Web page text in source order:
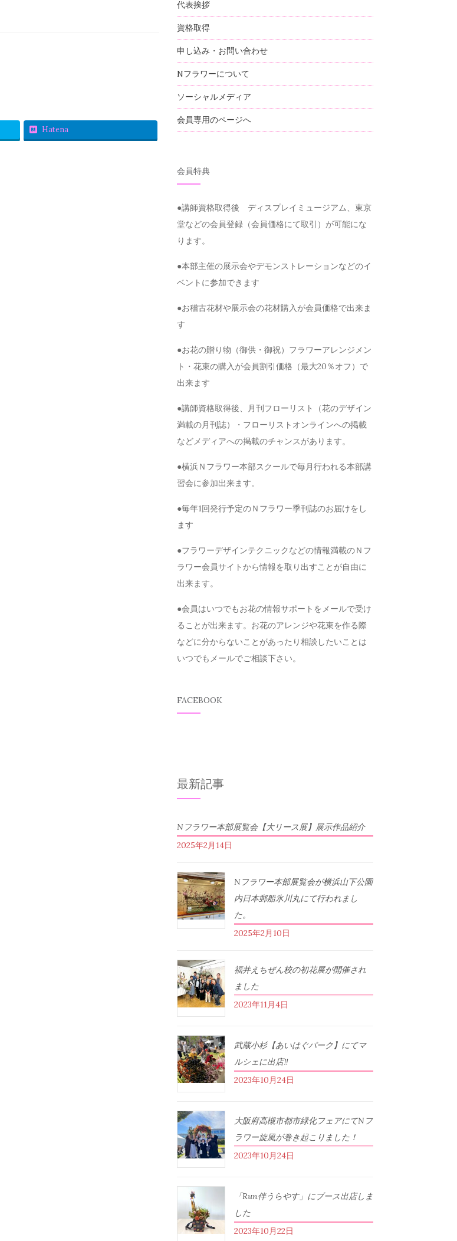
Hatena
代表挨拶
資格取得
申し込み・お問い合わせ
Nフラワーについて
ソーシャルメディア
会員専用のページへ
会員特典
●講師資格取得後 ディスプレイミュージアム、東京
堂などの会員登録（会員価格にて取引）が可能にな
ります。
●本部主催の展示会やデモンストレーションなどのイ
ベントに参加できます
●お稽古花材や展示会の花材購入が会員価格で出来ま
す
●お花の贈り物（御供・御祝）フラワーアレンジメン
ト・花束の購入が会員割引価格（最大20％オフ）で
出来ます
●講師資格取得後、月刊フローリスト（花のデザイン
満載の月刊誌）・フローリストオンラインへの掲載
などメディアへの掲載のチャンスがあります。
●横浜Ｎフラワー本部スクールで毎月行われる本部講
習会に参加出来ます。
●毎年1回発行予定のＮフラワー季刊誌のお届けをし
ます
●フラワーデザインテクニックなどの情報満載のＮフ
ラワー会員サイトから情報を取り出すことが自由に
出来ます。
●会員はいつでもお花の情報サポートをメールで受け
ることが出来ます。お花のアレンジや花束を作る際
などに分からないことがあったり相談したいことは
いつでもメールでご相談下さい。
FACEBOOK
最新記事
Nフラワー本部展覧会【大リース展】展示作品紹介
2025年2月14日
Nフラワー本部展覧会が横浜山下公園
内日本郵船氷川丸にて行われまし
た。
2025年2月10日
福井えちぜん校の初花展が開催され
ました
2023年11月4日
武蔵小杉【あいはぐパーク】にてマ
ルシェに出店‼︎
2023年10月24日
大阪府高槻市都市緑化フェアにてNフ
ラワー旋風が巻き起こりました！
2023年10月24日
「Run伴うらやす」にブース出店しま
した
2023年10月22日